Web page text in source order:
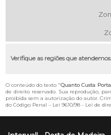
Verifique as regiões que atendemos
O conteúdo do texto "Quanto Custa
de direito reservado. Sua reprodução,
proibida sem a autorização do autor.
do Código Penal – Lei 9610/98 - Lei de